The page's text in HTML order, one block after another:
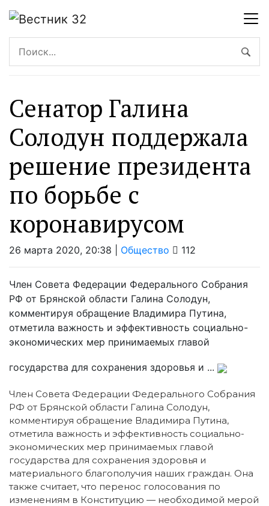
Сенатор Галина
Солодун поддержала
решение президента
по борьбе с
коронавирусом
26 марта 2020, 20:38 | Общество 112
Член Совета Федерации Федерального Собрания
РФ от Брянской области Галина Солодун,
комментируя обращение Владимира Путина,
отметила важность и эффективность социально-
экономических мер принимаемых главой
государства для сохранения здоровья и ...
Член Совета Федерации Федерального Собрания
РФ от Брянской области Галина Солодун,
комментируя обращение Владимира Путина,
отметила важность и эффективность социально-
экономических мер принимаемых главой
государства для сохранения здоровья и
материального благополучия наших граждан. Она
также считает, что перенос голосования по
изменениям в Конституцию — необходимой мерой